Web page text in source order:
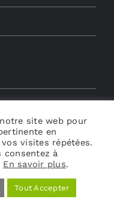
site web pour
en
visites répétées.
consentez à
En savoir plus.
Tout Accepter